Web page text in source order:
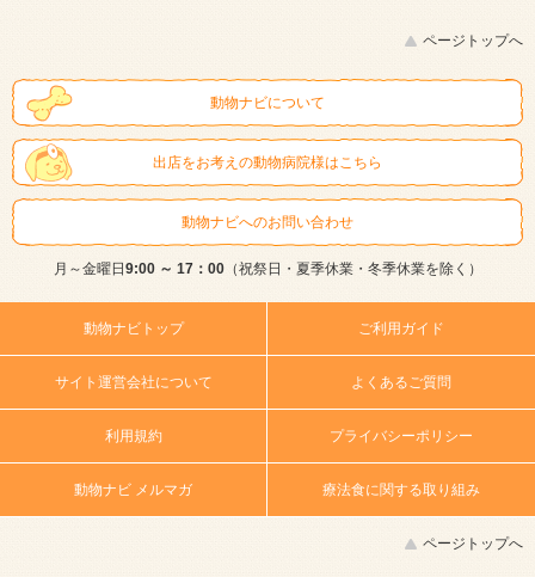
ページトップへ
動物ナビについて
出店をお考えの動物病院様はこちら
動物ナビへのお問い合わせ
月～金曜日9:00 ～ 17：00（祝祭日・夏季休業・冬季休業を除く）
動物ナビトップ ご利用ガイド
サイト運営会社について よくあるご質問
利用規約 プライバシーポリシー
動物ナビ メルマガ 療法食に関する取り組み
ページトップへ